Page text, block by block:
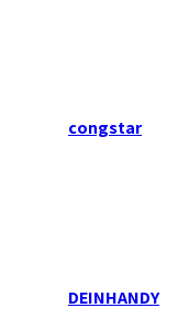
congstar
DEINHANDY